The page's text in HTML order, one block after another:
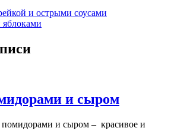
и острыми соусами
и сыром
помидорами и сыром – красивое и